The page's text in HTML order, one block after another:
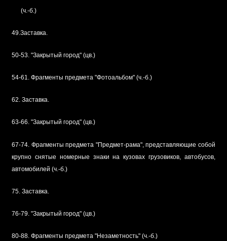
(ч.-б.)
49.Заставка.
50-53. "Закрытый город" (цв.)
54-61. Фрагменты предмета "Фотоальбом" (ч.-б.)
62. Заставка.
63-66. "Закрытый город" (цв.)
67-74. Фрагменты предмета "Предмет-рама", представляющие собой
крупно снятые номерные знаки на кузовах грузовиков, автобусов,
автомобилей (ч.-б.)
75. Заставка.
76-79. "Закрытый город" (цв.)
80-88. Фрагменты предмета "Незаметность" (ч.-б.)